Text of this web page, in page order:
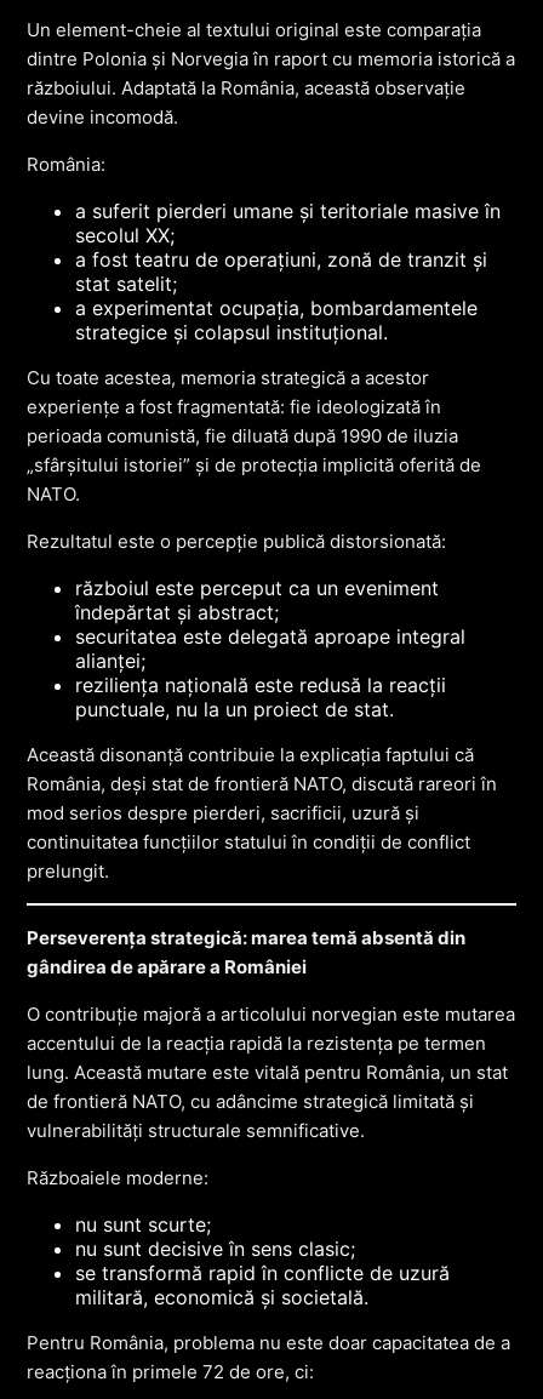
Un element-cheie al textului original este comparația
dintre Polonia și Norvegia în raport cu memoria istorică a
războiului. Adaptată la România, această observație
devine incomodă.
România:
a suferit pierderi umane și teritoriale masive în
secolul XX;
a fost teatru de operațiuni, zonă de tranzit și
stat satelit;
a experimentat ocupația, bombardamentele
strategice și colapsul instituțional.
Cu toate acestea, memoria strategică a acestor
experiențe a fost fragmentată: fie ideologizată în
perioada comunistă, fie diluată după 1990 de iluzia
„sfârșitului istoriei” și de protecția implicită oferită de
NATO.
Rezultatul este o percepție publică distorsionată:
războiul este perceput ca un eveniment
îndepărtat și abstract;
securitatea este delegată aproape integral
alianței;
reziliența națională este redusă la reacții
punctuale, nu la un proiect de stat.
Această disonanță contribuie la explicația faptului că
România, deși stat de frontieră NATO, discută rareori în
mod serios despre pierderi, sacrificii, uzură și
continuitatea funcțiilor statului în condiții de conflict
prelungit.
Perseverența strategică: marea temă absentă din
gândirea de apărare a României
O contribuție majoră a articolului norvegian este mutarea
accentului de la reacția rapidă la rezistența pe termen
lung. Această mutare este vitală pentru România, un stat
de frontieră NATO, cu adâncime strategică limitată și
vulnerabilități structurale semnificative.
Războaiele moderne:
nu sunt scurte;
nu sunt decisive în sens clasic;
se transformă rapid în conflicte de uzură
militară, economică și societală.
Pentru România, problema nu este doar capacitatea de a
reacționa în primele 72 de ore, ci: